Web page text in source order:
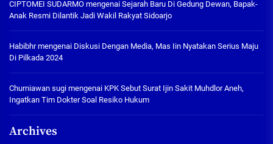
CIPTOMEI SUDARMO mengenai Sejarah Baru Di Gedung Dewan, Bapak-
Anak Resmi Dilantik Jadi Wakil Rakyat Sidoarjo
Habibhrmengenai Diskusi Dengan Media, Mas Iin Nyatakan Serius Maju
Di Pilkada 2024
Churniawan sugi mengenai KPK Sebut Surat Ijin Sakit Muhdlor Aneh,
Ingatkan Tim Dokter Soal Resiko Hukum
Archives